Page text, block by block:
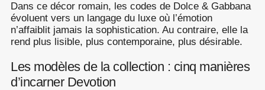
Dans ce décor romain, les codes de Dolce & Gabbana
évoluent vers un langage du luxe où l’émotion
n’affaiblit jamais la sophistication. Au contraire, elle la
rend plus lisible, plus contemporaine, plus désirable.
Les modèles de la collection : cinq manières
d’incarner Devotion